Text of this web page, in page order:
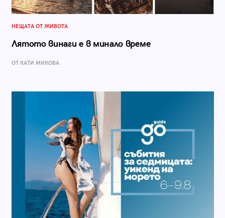
НЕЩАТА ОТ ЖИВОТА
Лятото винаги е в минало време
ОТ КАТИ МИКОВА